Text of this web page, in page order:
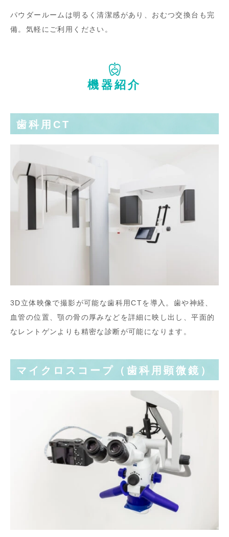
パウダールームは明るく清潔感があり、おむつ交換台も完
備。気軽にご利用ください。
機器紹介
歯科用CT
3D立体映像で撮影が可能な歯科用CTを導入。歯や神経、
血管の位置、顎の骨の厚みなどを詳細に映し出し、平面的
なレントゲンよりも精密な診断が可能になります。
マイクロスコープ（歯科用顕微鏡）